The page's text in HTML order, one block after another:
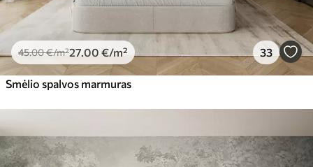
45.00€/m²27.00 €/m² 33
Smėlio spalvos marmuras